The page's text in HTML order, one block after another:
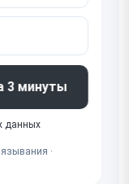
3 минуты
данных
·